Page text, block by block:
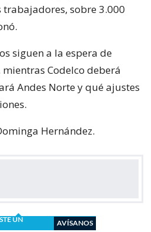
sobre 3.000
siguen a la espera de
Codelco deberá
Andes Norte y qué ajustes
Hernández.
UN
AVÍSANOS